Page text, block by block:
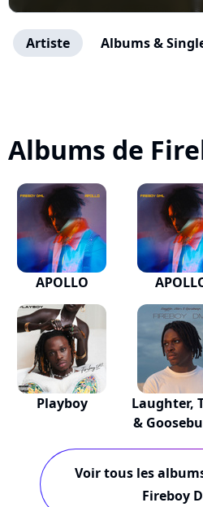
Artiste Albums &
Albums de
APOLLO
Playboy
Laughter,
&
Voir tous les
Fireboy